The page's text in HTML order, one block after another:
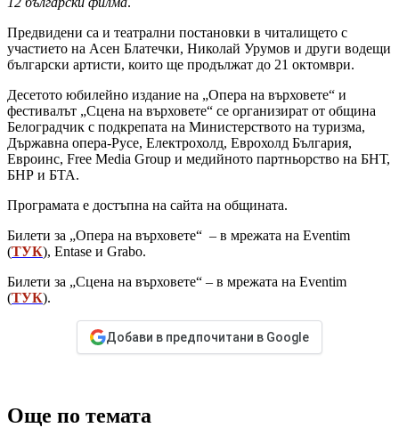
Предвидени са и театрални постановки в читалището с
участието на Асен Блатечки, Николай Урумов и други водещи
български артисти, които ще продължат до 21 октомври.
Десетото юбилейно издание на „Опера на върховете“ и
фестивалът „Сцена на върховете“ се организират от община
Белоградчик с подкрепата на Министерството на туризма,
Държавна опера-Русе, Електрохолд, Еврохолд България,
Евроинс, Free Media Group и медийното партньорство на БНТ,
БНР и БТА.
Програмата е достъпна на сайта на общината.
Билети за „Опера на върховете“ – в мрежата на Eventim
(ТУК), Entase и Grabo.
Билети за „Сцена на върховете“ – в мрежата на Eventim
(ТУК).
Добави в предпочитани в Google
Още по темата